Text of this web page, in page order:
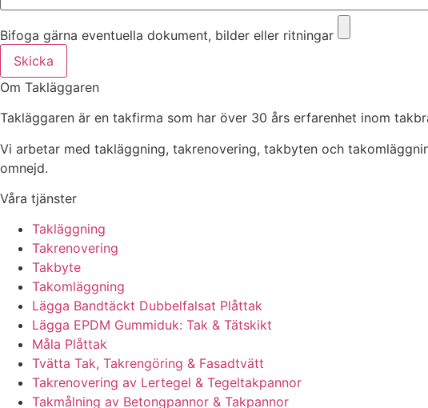
Bifoga gärna eventuella dokument, bilder eller ritningar
Skicka
Om Takläggaren
Takläggaren är en takfirma som har över 30 års erfarenhet inom
Vi arbetar med takläggning, takrenovering, takbyten och
omnejd.
Våra tjänster
Takläggning
Takrenovering
Takbyte
Takomläggning
Lägga Bandtäckt Dubbelfalsat Plåttak
Lägga EPDM Gummiduk: Tak & Tätskikt
Måla Plåttak
Tvätta Tak, Takrengöring & Fasadtvätt
Takrenovering av Lertegel & Tegeltakpannor
Takmålning av Betongpannor & Takpannor